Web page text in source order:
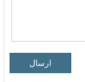
ارسال